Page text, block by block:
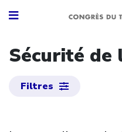
Sécurité
Filtres